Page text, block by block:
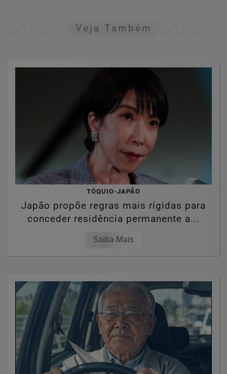
Veja Também
TÓQUIO-JAPÃO
Japão propõe regras mais rígidas para
conceder residência permanente a...
Saiba Mais